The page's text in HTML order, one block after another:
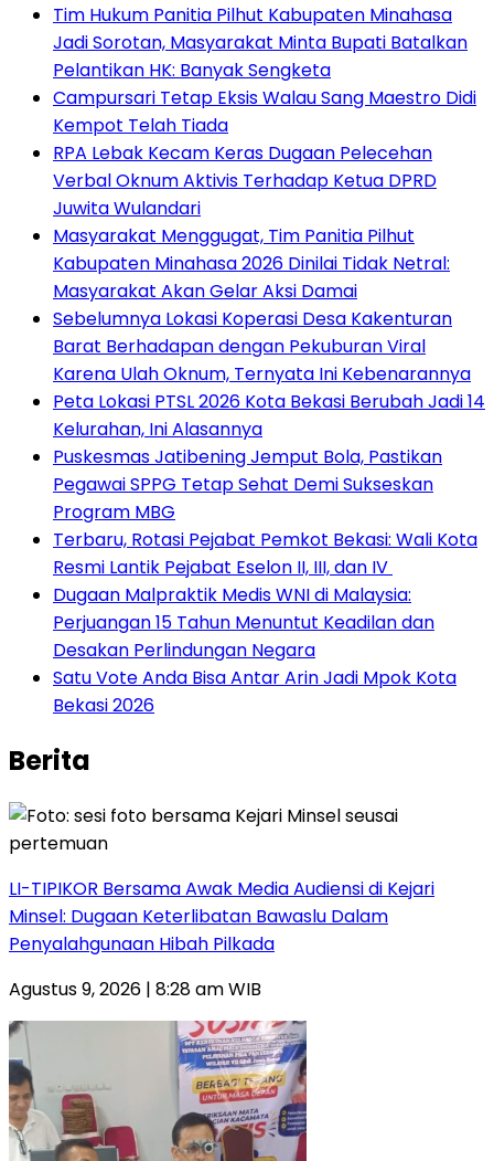
Tim Hukum Panitia Pilhut Kabupaten Minahasa
Jadi Sorotan, Masyarakat Minta Bupati Batalkan
Pelantikan HK: Banyak Sengketa
Campursari Tetap Eksis Walau Sang Maestro Didi
Kempot Telah Tiada
RPA Lebak Kecam Keras Dugaan Pelecehan
Verbal Oknum Aktivis Terhadap Ketua DPRD
Juwita Wulandari
Masyarakat Menggugat, Tim Panitia Pilhut
Kabupaten Minahasa 2026 Dinilai Tidak Netral:
Masyarakat Akan Gelar Aksi Damai
Sebelumnya Lokasi Koperasi Desa Kakenturan
Barat Berhadapan dengan Pekuburan Viral
Karena Ulah Oknum, Ternyata Ini Kebenarannya
Peta Lokasi PTSL 2026 Kota Bekasi Berubah Jadi 14
Kelurahan, Ini Alasannya
Puskesmas Jatibening Jemput Bola, Pastikan
Pegawai SPPG Tetap Sehat Demi Sukseskan
Program MBG
‎Terbaru, Rotasi Pejabat Pemkot Bekasi: Wali Kota
Resmi Lantik Pejabat Eselon II, III, dan IV ‎
‎Dugaan Malpraktik Medis WNI di Malaysia:
Perjuangan 15 Tahun Menuntut Keadilan dan
Desakan Perlindungan Negara
Satu Vote Anda Bisa Antar Arin Jadi Mpok Kota
Bekasi 2026
Berita
LI-TIPIKOR Bersama Awak Media Audiensi di Kejari
Minsel: Dugaan Keterlibatan Bawaslu Dalam
Penyalahgunaan Hibah Pilkada
Agustus 9, 2026 | 8:28 am WIB